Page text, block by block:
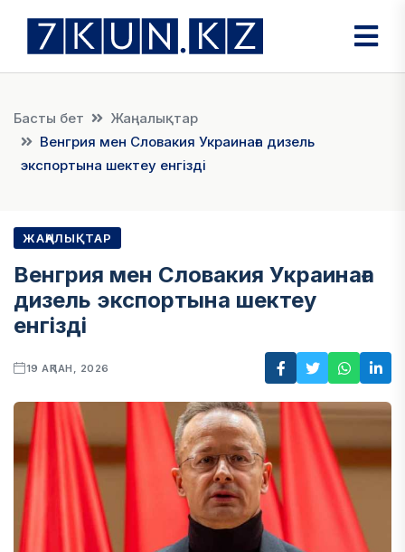
Басты бет
Жаңалықтар
Венгрия мен Словакия Украинаға дизель
экспортына шектеу енгізді
ЖАҢАЛЫҚТАР
Венгрия мен Словакия Украинаға
дизель экспортына шектеу
енгізді
19 АҚПАН, 2026